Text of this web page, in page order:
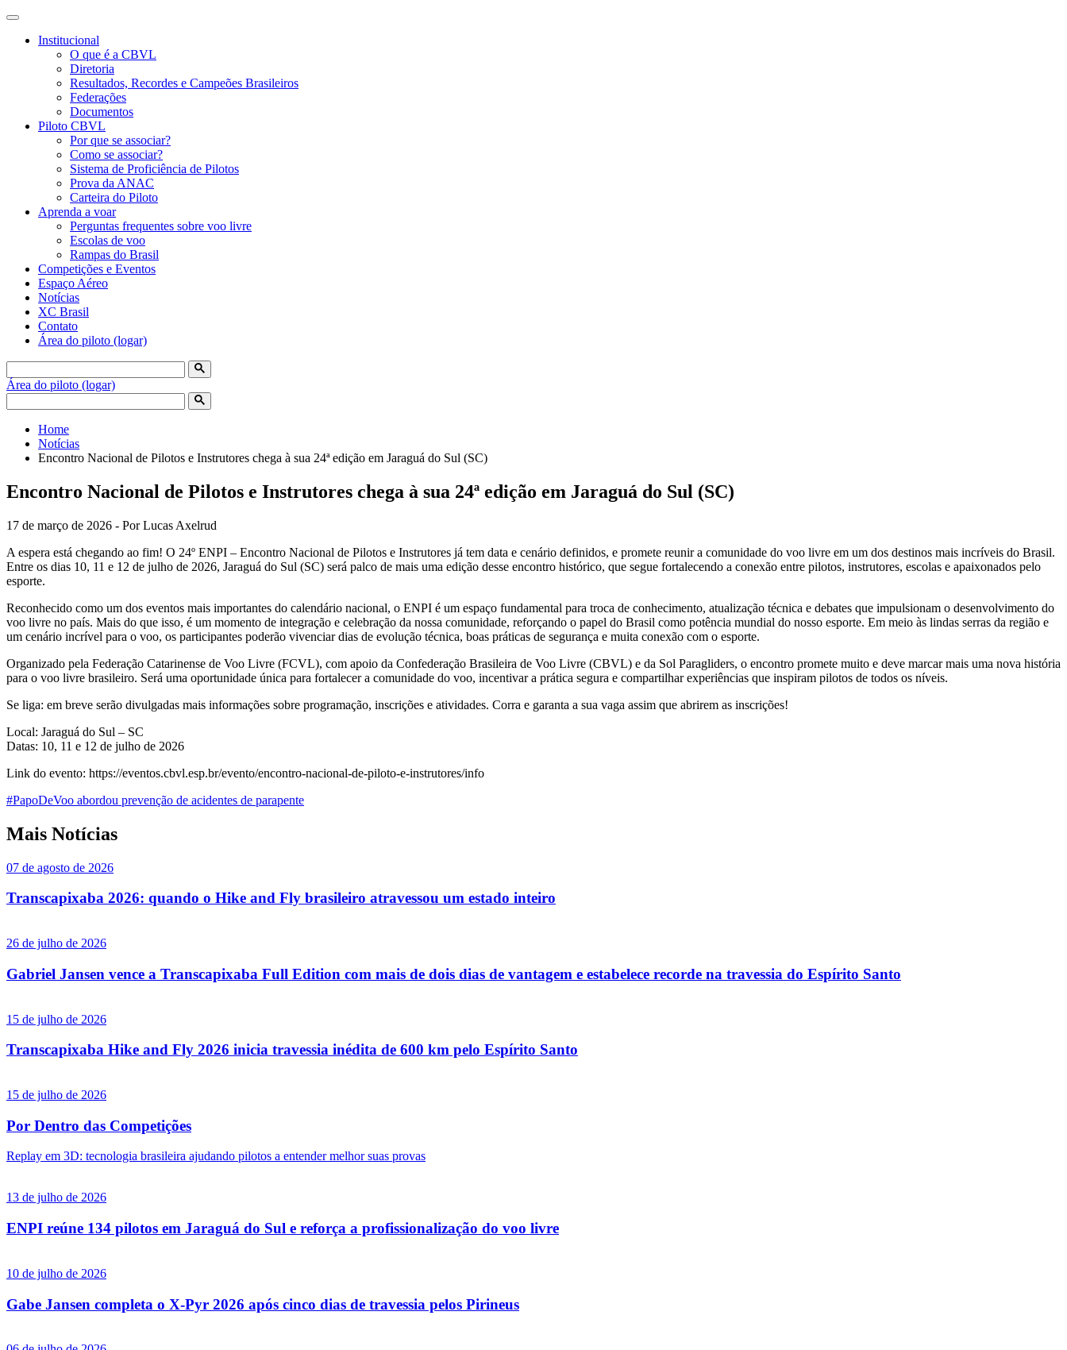
Institucional
O que é a CBVL
Diretoria
Resultados, Recordes e Campeões Brasileiros
Federações
Documentos
Piloto CBVL
Por que se associar?
Como se associar?
Sistema de Proficiência de Pilotos
Prova da ANAC
Carteira do Piloto
Aprenda a voar
Perguntas frequentes sobre voo livre
Escolas de voo
Rampas do Brasil
Competições e Eventos
Espaço Aéreo
Notícias
XC Brasil
Contato
Área do piloto (logar)
Área do piloto (logar)
Home
Notícias
Encontro Nacional de Pilotos e Instrutores chega à sua 24ª edição em Jaraguá do Sul (SC)
Encontro Nacional de Pilotos e Instrutores chega à sua 24ª edição em Jaraguá do Sul (SC)
17 de março de 2026 - Por Lucas Axelrud
A espera está chegando ao fim! O 24º ENPI – Encontro Nacional de Pilotos e Instrutores já tem data e cenário definidos, e promete reunir a comunidade do voo livre em um dos destinos mais incríveis do Brasil.
Entre os dias 10, 11 e 12 de julho de 2026, Jaraguá do Sul (SC) será palco de mais uma edição desse encontro histórico, que segue fortalecendo a conexão entre pilotos, instrutores, escolas e apaixonados pelo
esporte.
Reconhecido como um dos eventos mais importantes do calendário nacional, o ENPI é um espaço fundamental para troca de conhecimento, atualização técnica e debates que impulsionam o desenvolvimento do
voo livre no país. Mais do que isso, é um momento de integração e celebração da nossa comunidade, reforçando o papel do Brasil como potência mundial do nosso esporte. Em meio às lindas serras da região e
um cenário incrível para o voo, os participantes poderão vivenciar dias de evolução técnica, boas práticas de segurança e muita conexão com o esporte.
Organizado pela Federação Catarinense de Voo Livre (FCVL), com apoio da Confederação Brasileira de Voo Livre (CBVL) e da Sol Paragliders, o encontro promete muito e deve marcar mais uma nova história
para o voo livre brasileiro. Será uma oportunidade única para fortalecer a comunidade do voo, incentivar a prática segura e compartilhar experiências que inspiram pilotos de todos os níveis.
Se liga: em breve serão divulgadas mais informações sobre programação, inscrições e atividades. Corra e garanta a sua vaga assim que abrirem as inscrições!
Local: Jaraguá do Sul – SC
Datas: 10, 11 e 12 de julho de 2026
Link do evento: https://eventos.cbvl.esp.br/evento/encontro-nacional-de-piloto-e-instrutores/info
#PapoDeVoo abordou prevenção de acidentes de parapente
Mais Notícias
07 de agosto de 2026
Transcapixaba 2026: quando o Hike and Fly brasileiro atravessou um estado inteiro
26 de julho de 2026
Gabriel Jansen vence a Transcapixaba Full Edition com mais de dois dias de vantagem e estabelece recorde na travessia do Espírito Santo
15 de julho de 2026
Transcapixaba Hike and Fly 2026 inicia travessia inédita de 600 km pelo Espírito Santo
15 de julho de 2026
Por Dentro das Competições
Replay em 3D: tecnologia brasileira ajudando pilotos a entender melhor suas provas
13 de julho de 2026
ENPI reúne 134 pilotos em Jaraguá do Sul e reforça a profissionalização do voo livre
10 de julho de 2026
Gabe Jansen completa o X-Pyr 2026 após cinco dias de travessia pelos Pirineus